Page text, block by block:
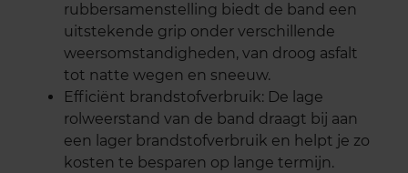
rubbersamenstelling biedt de band een
uitstekende grip onder verschillende
weersomstandigheden, van droog asfalt
tot natte wegen en sneeuw.
Efficiënt brandstofverbruik: De lage
rolweerstand van de band draagt bij aan
een lager brandstofverbruik en helpt je zo
kosten te besparen op lange termijn.